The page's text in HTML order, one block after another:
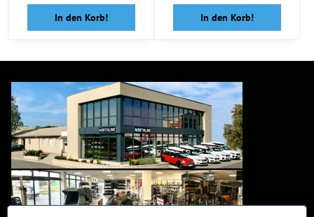
In den Korb! In den Korb!